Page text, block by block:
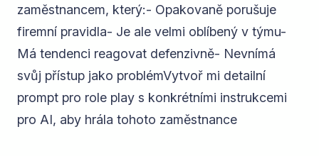
zaměstnancem, který:- Opakovaně porušuje
firemní pravidla- Je ale velmi oblíbený v týmu-
Má tendenci reagovat defenzivně- Nevnímá
svůj přístup jako problémVytvoř mi detailní
prompt pro role play s konkrétními instrukcemi
pro AI, aby hrála tohoto zaměstnance